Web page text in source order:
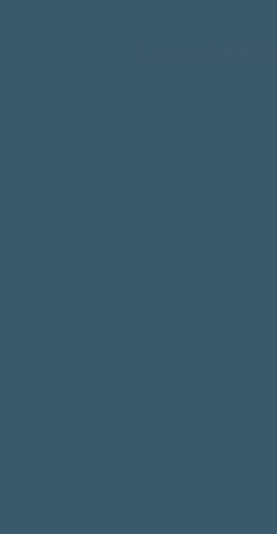
Laurent